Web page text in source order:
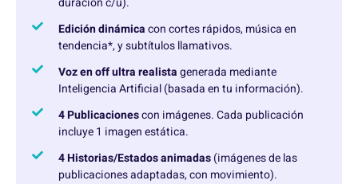
Edición dinámicacon cortes rápidos, música en
tendencia*, y subtítulos llamativos.
Voz en off ultra realistagenerada mediante
Inteligencia Artificial (basada en tu información).
4 Publicacionescon imágenes. Cada publicación
incluye 1 imagen estática.
4 Historias/Estados animadas(imágenes de las
publicaciones adaptadas, con movimiento).